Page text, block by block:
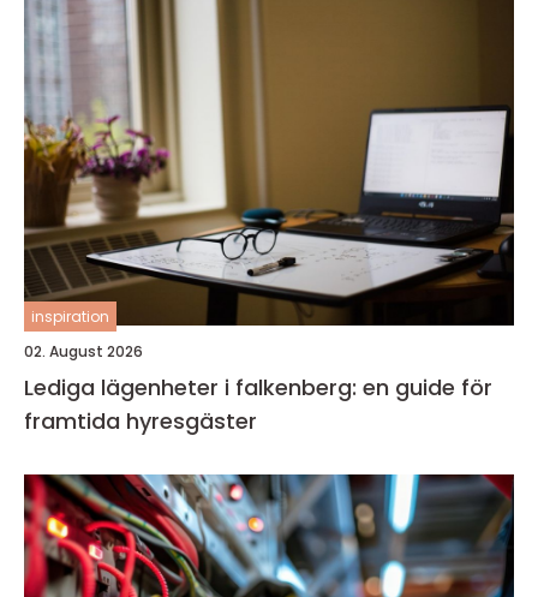
inspiration
02. August 2026
Lediga lägenheter i falkenberg: en guide för
framtida hyresgäster